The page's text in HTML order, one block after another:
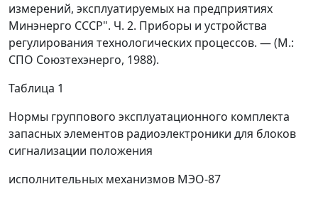
измерений, эксплуатируемых на предприятиях
Минэнерго СССР". Ч. 2. Приборы и устройства
регулирования технологических процессов. —(М.:
СПО Союзтехэнерго, 1988).
Таблица 1
Нормы группового эксплуатационного комплекта
запасных элементов радиоэлектроники для блоков
сигнализации положения
исполнительных механизмов МЭО-87